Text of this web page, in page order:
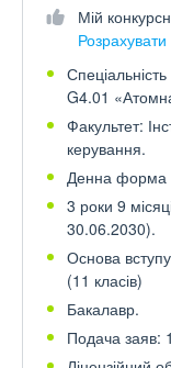
Мій
Розрахувати
G4.01
Факультет:
керування.
Денна форма
3 роки 9
30.06.2030).
Основа
(11 класів)
Бакалавр.
Подача заяв: